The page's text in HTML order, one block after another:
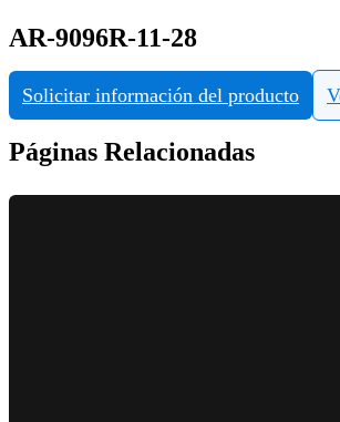
AR-9096R-11-28
Solicitar información del producto
Páginas Relacionadas